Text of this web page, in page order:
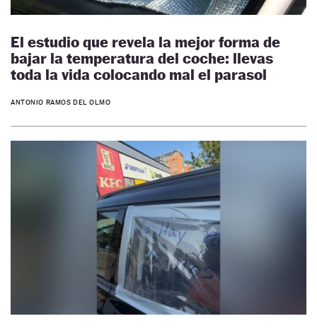
El estudio que revela la mejor forma de
bajar la temperatura del coche: llevas
toda la vida colocando mal el parasol
ANTONIO RAMOS DEL OLMO